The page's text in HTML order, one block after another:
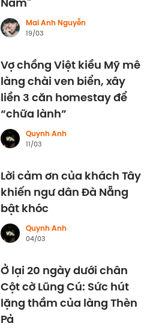
Mai Anh Nguyễn
19/03
Vợ chồng Việt kiều Mỹ mê
làng chài ven biển, xây
liền 3 căn homestay để
“chữa lành”
Quynh Anh
11/03
Lời cảm ơn của khách Tây
khiến ngư dân Đà Nẵng
bật khóc
Quynh Anh
04/03
Ở lại 20 ngày dưới chân
Cột cờ Lũng Cú: Sức hút
lặng thầm của làng Thèn
Pả